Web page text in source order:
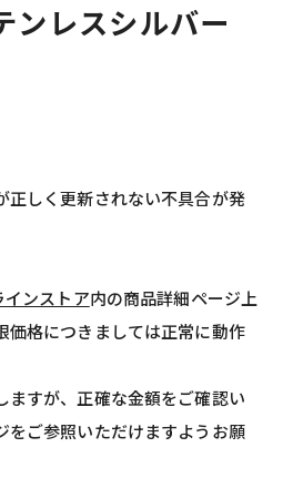
レスシルバー
正しく更新されない不具合が発
ンストア内の商品詳細ページ上
価格につきましては正常に動作
ますが、正確な金額をご確認い
をご参照いただけますようお願